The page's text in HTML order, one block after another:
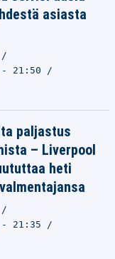
asiasta
- 21:50
paljastus
– Liverpool
heti
- 21:35